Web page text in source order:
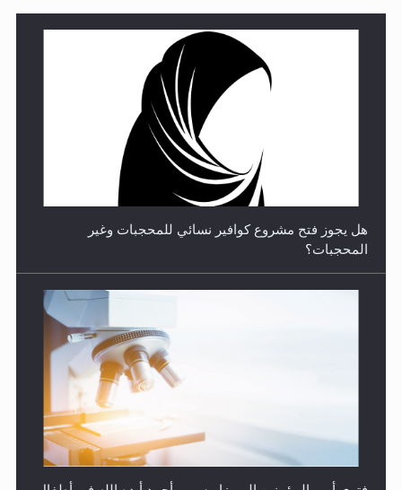
**الحصن الحصين من وساوس المعارضين ...**...
هل يجوز فتح مشروع كوافير نسائي للمحجبات وغير
المحجبات؟